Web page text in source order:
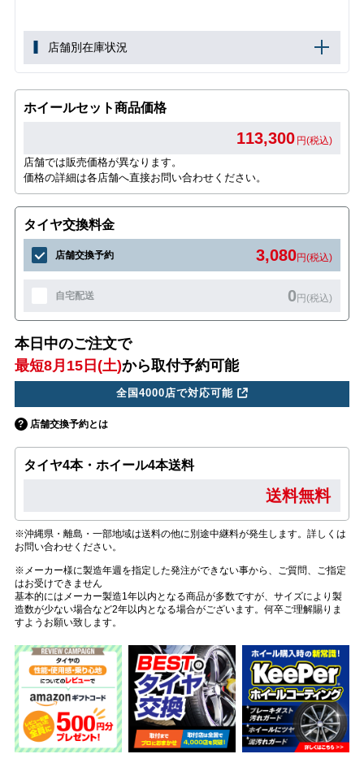
店舗別在庫状況
ホイールセット商品価格
113,300 円(税込)
店舗では販売価格が異なります。
価格の詳細は各店舗へ直接お問い合わせください。
タイヤ交換料金
店舗交換予約 3,080円(税込)
自宅配送 0円(税込)
本日中のご注文で
最短8月15日(土)から取付予約可能
全国4000店で対応可能
店舗交換予約とは
タイヤ4本・ホイール4本送料
送料無料
※沖縄県・離島・一部地域は送料の他に別途中継料が発生します。詳しくは
お問い合わせください。
※メーカー様に製造年週を指定した発注ができない事から、ご質問、ご指定
はお受けできません
基本的にはメーカー製造1年以内となる商品が多数ですが、サイズにより製
造数が少ない場合など2年以内となる場合がございます。何卒ご理解賜りま
すようお願い致します。